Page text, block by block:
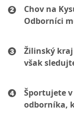
Chov na
Odborníci
Žilinský
však
Športujete
odborníka,